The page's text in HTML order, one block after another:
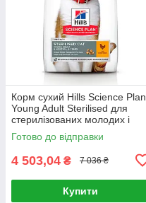
Корм сухий Hills Science Plan
Young Adult Sterilised для
стерилізованих молодих і
дорослих котів з куркою 15 кг
Готово до відправки
4 503,04 ₴ 7 036 ₴
Купити